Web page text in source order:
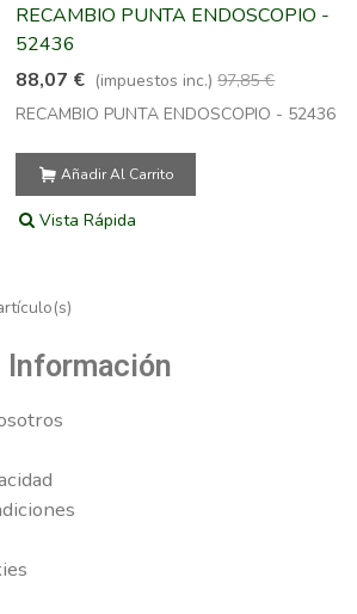
RECAMBIO PUNTA ENDOSCOPIO -
52436
88,07 € (impuestos inc.) 97,85 €
RECAMBIO PUNTA ENDOSCOPIO - 52436
Añadir Al Carrito
Vista Rápida
Información